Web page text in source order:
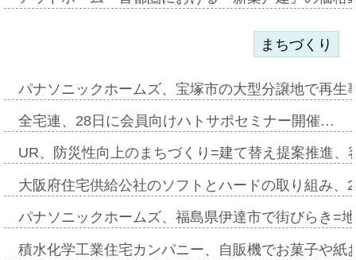
まちづくり
パナソニックホームズ、宝塚市の大型分譲地で再
全宅連、28日に会員向けハトサポセミナー開催…
UR、防災性向上のまちづくり=建て替え提案推進
大阪府住宅供給公社のソフトとハードの取り組み
パナソニックホームズ、福島県伊達市で街びらき=
積水化学工業住宅カンパニー、自販機でお菓子や